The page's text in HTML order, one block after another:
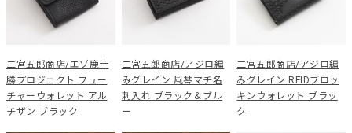
二宮五郎商店/エゾ鹿十
勝プロジェクト フュー
チャーウォレット アル
チザン ブラック
二宮五郎商店/アジロ編
みグレイン 風琴マチ名
刺入れ ブラック＆ブル
ー
二宮五郎商店/アジロ編
みグレイン RFIDブロッ
キンウォレット ブラッ
ク